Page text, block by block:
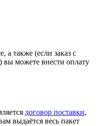
а также (если заказ с
вы можете внести оплату
договор поставки,
выдаётся весь пакет